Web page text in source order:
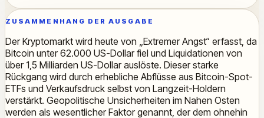
ZUSAMMENHANG DER AUSGABE
Der Kryptomarkt wird heute von „Extremer Angst“ erfasst, da
Bitcoin unter 62.000 US-Dollar fiel und Liquidationen von
über 1,5 Milliarden US-Dollar auslöste. Dieser starke
Rückgang wird durch erhebliche Abflüsse aus Bitcoin-Spot-
ETFs und Verkaufsdruck selbst von Langzeit-Holdern
verstärkt. Geopolitische Unsicherheiten im Nahen Osten
werden als wesentlicher Faktor genannt, der dem ohnehin